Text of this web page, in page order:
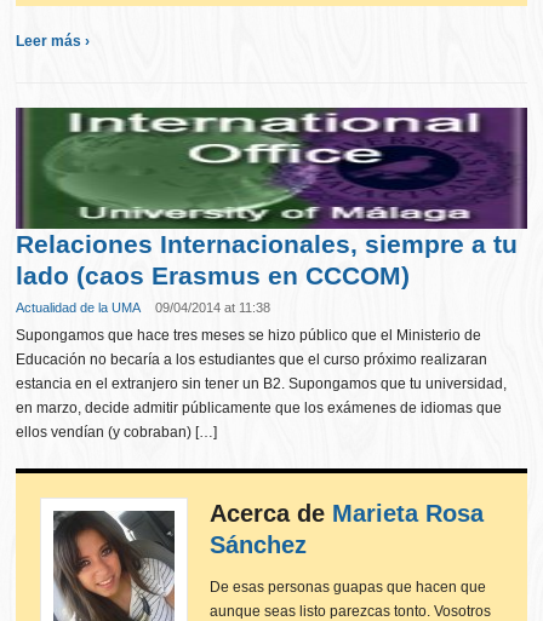
Leer más ›
Relaciones Internacionales, siempre a tu
lado (caos Erasmus en CCCOM)
Actualidad de la UMA 09/04/2014 at 11:38
Supongamos que hace tres meses se hizo público que el Ministerio de
Educación no becaría a los estudiantes que el curso próximo realizaran
estancia en el extranjero sin tener un B2. Supongamos que tu universidad,
en marzo, decide admitir públicamente que los exámenes de idiomas que
ellos vendían (y cobraban) […]
Acerca de Marieta Rosa
Sánchez
De esas personas guapas que hacen que
aunque seas listo parezcas tonto. Vosotros